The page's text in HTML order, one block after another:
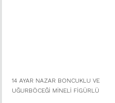
14 AYAR NAZAR BONCUKLU VE
UĞURBÖCEĞİ MİNELİ FİGÜRLÜ